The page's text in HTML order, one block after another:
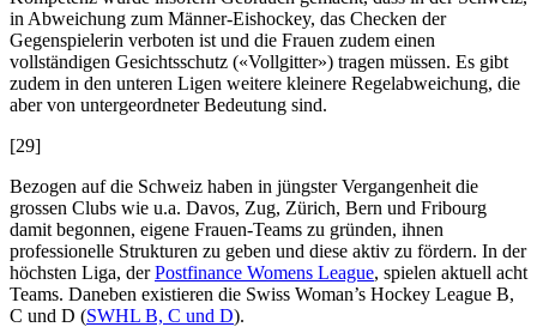
in Abweichung zum Männer-Eishockey, das Checken der
Gegenspielerin verboten ist und die Frauen zudem einen
vollständigen Gesichtsschutz («Vollgitter») tragen müssen. Es gibt
zudem in den unteren Ligen weitere kleinere Regelabweichung, die
aber von untergeordneter Bedeutung sind.
[29]
Bezogen auf die Schweiz haben in jüngster Vergangenheit die
grossen Clubs wie u.a. Davos, Zug, Zürich, Bern und Fribourg
damit begonnen, eigene Frauen-Teams zu gründen, ihnen
professionelle Strukturen zu geben und diese aktiv zu fördern. In der
höchsten Liga, derPostfinance Womens League, spielen aktuell acht
Teams. Daneben existieren die Swiss Woman’s Hockey League B,
C und D (SWHL B, C und D).